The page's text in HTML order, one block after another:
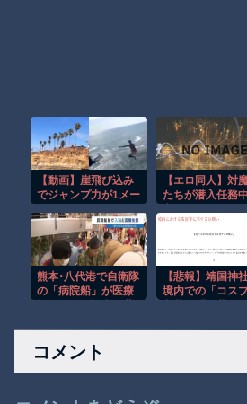
【動画】崖飛び込み
でジャンプ力が1メー
の悲劇。
【エロ同人】対
たちが潜入任務
ちる 巨乳姉妹と
しフェラパイズリ
背徳劇ｗ
熊本･八代港で自衛隊
の「病院船」が医療
大浴場も！
【悲報】靖国神社
境内での「コス
コメント